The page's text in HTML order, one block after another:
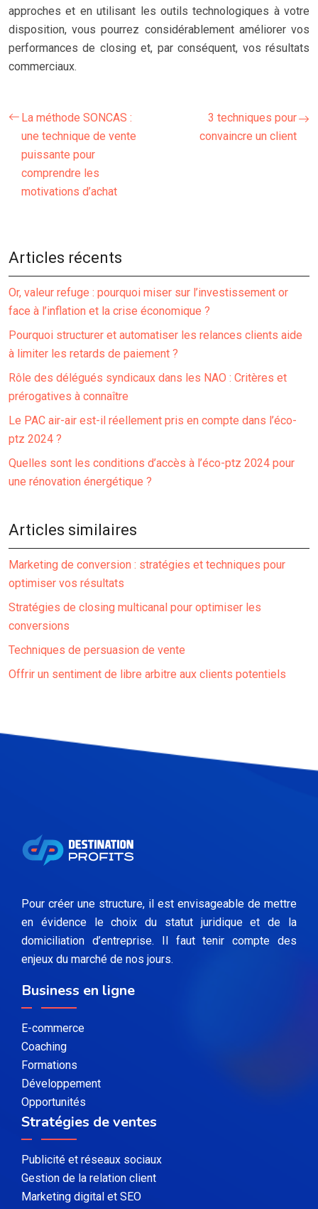
approches et en utilisant les outils technologiques à votre
disposition, vous pourrez considérablement améliorer vos
performances de closing et, par conséquent, vos résultats
commerciaux.
La méthode SONCAS :
une technique de vente
puissante pour
comprendre les
motivations d’achat
3 techniques pour
convaincre un client
Articles récents
Or, valeur refuge : pourquoi miser sur l’investissement or
face à l’inflation et la crise économique ?
Pourquoi structurer et automatiser les relances clients aide
à limiter les retards de paiement ?
Rôle des délégués syndicaux dans les NAO : Critères et
prérogatives à connaître
Le PAC air-air est-il réellement pris en compte dans l’éco-
ptz 2024 ?
Quelles sont les conditions d’accès à l’éco-ptz 2024 pour
une rénovation énergétique ?
Articles similaires
Marketing de conversion : stratégies et techniques pour
optimiser vos résultats
Stratégies de closing multicanal pour optimiser les
conversions
Techniques de persuasion de vente
Offrir un sentiment de libre arbitre aux clients potentiels
Pour créer une structure, il est envisageable de mettre
en évidence le choix du statut juridique et de la
domiciliation d’entreprise. Il faut tenir compte des
enjeux du marché de nos jours.
Business en ligne
E-commerce
Coaching
Formations
Développement
Opportunités
Stratégies de ventes
Publicité et réseaux sociaux
Gestion de la relation client
Marketing digital et SEO